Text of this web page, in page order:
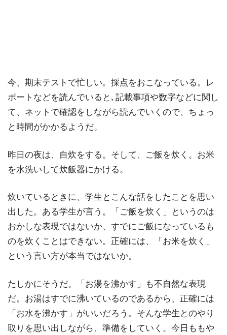
今、期末テストで忙しい。採点をおこなっている。レ
ポートなどを読んでいると､記載事項や数字などに関し
て、ネットで確認をしながら読んでいくので、ちょっ
と時間がかかるようだ。
昨日の夜は、自炊をする。そして、ご飯を炊く。お米
を水洗いして炊飯器にかける。
炊いているときに、学生とこんな話をしたことを思い
出した。ある学生が言う。「ご飯を炊く」というのは
おかしな表現ではないか、すでにご飯になっているも
のを炊くことはできない。正確には、「お米を炊く」
という言い方が本当ではないか。
たしかにそうだ。「お湯を沸かす」も不自然な表現
だ。お湯はすでに沸いているのであるから、正確には
「お水を沸かす」がいいだろう。そんな学生とのやり
取りを思い出しながら、準備をしていく。今日ももや